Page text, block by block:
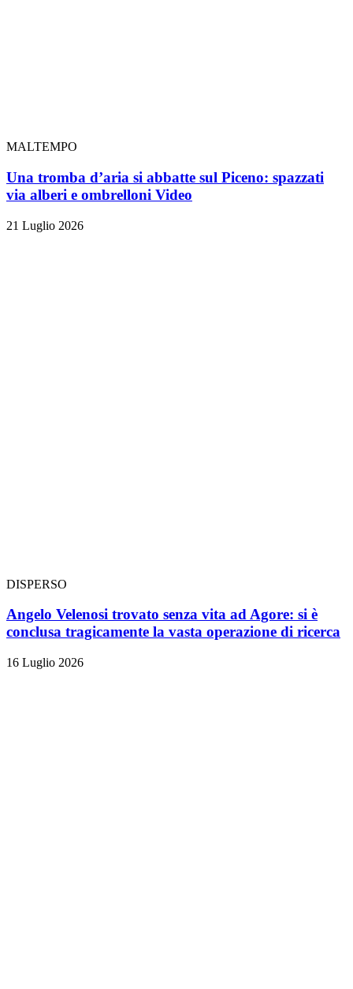
MALTEMPO
Una tromba d’aria si abbatte sul Piceno: spazzati
via alberi e ombrelloni Video
21 Luglio 2026
DISPERSO
Angelo Velenosi trovato senza vita ad Agore: si è
conclusa tragicamente la vasta operazione di ricerca
16 Luglio 2026